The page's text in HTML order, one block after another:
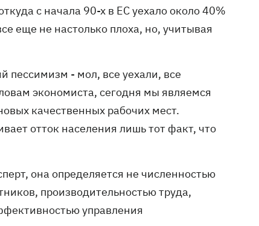
с начала 90-х в ЕС уехало около 40%
еще не настолько плоха, но, учитывая
пессимизм - мол, все уехали, все
экономиста, сегодня мы являемся
качественных рабочих мест.
отток населения лишь тот факт, что
она определяется не численностью
производительностью труда,
управления